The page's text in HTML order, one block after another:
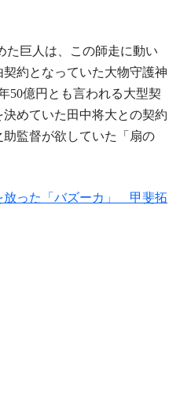
巨人は、この師走に動い
約となっていた大物守護神
50億円とも言われる大型契
めていた田中将大との契約
監督が欲していた「扇の
放った「バズーカ」 甲斐拓